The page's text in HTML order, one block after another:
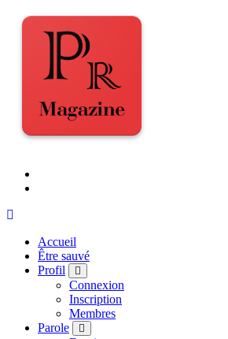
Accueil
Être sauvé
Profil
Connexion
Inscription
Membres
Parole